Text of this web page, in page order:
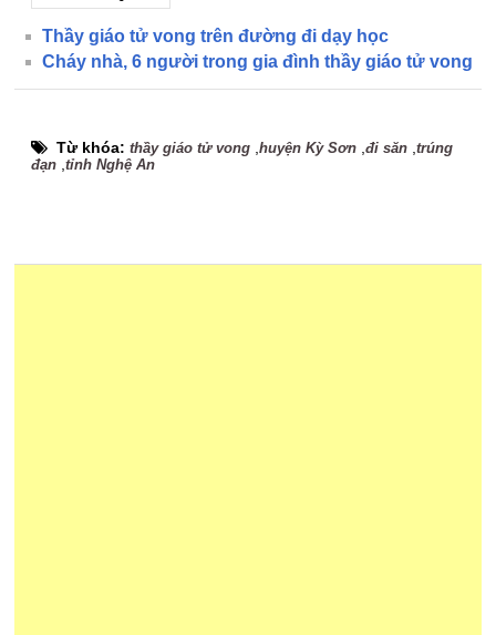
Thầy giáo tử vong trên đường đi dạy học
Cháy nhà, 6 người trong gia đình thầy giáo tử vong
Từ khóa:thầy giáo tử vong ,huyện Kỳ Sơn ,đi săn ,trúng
đạn ,tỉnh Nghệ An